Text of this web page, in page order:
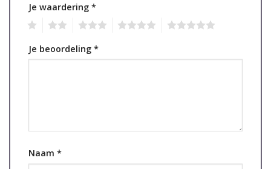
Je waardering *
Je beoordeling *
Naam *